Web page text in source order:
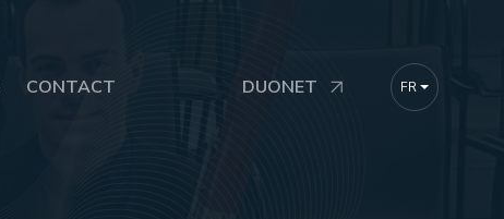
CONTACT DUONET FR